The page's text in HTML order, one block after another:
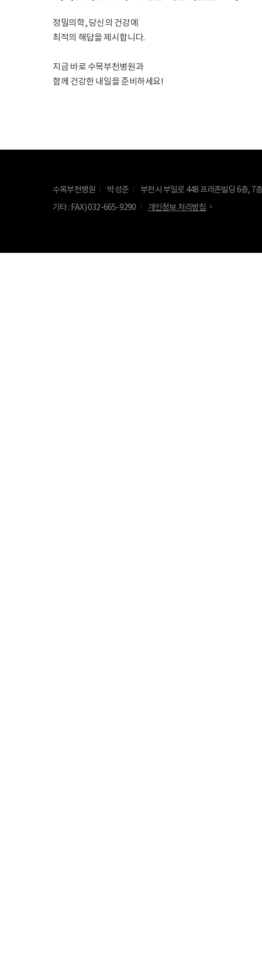
정밀의학, 당신의 건강에
최적의 해답을 제시합니다.
지금 바로 수목부천병원과
함께 건강한 내일을 준비하세요!
수목부천병원 박성준
부천시 부일로 448 프리존빌딩 6층, 7
기타 : FAX) 032-665-9290
개인정보 처리방침